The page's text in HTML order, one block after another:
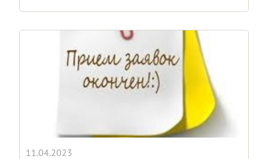
11.04.2023